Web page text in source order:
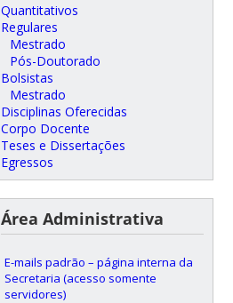
Quantitativos
Regulares
Mestrado
Pós-Doutorado
Bolsistas
Mestrado
Disciplinas Oferecidas
Corpo Docente
Teses e Dissertações
Egressos
Área Administrativa
E-mails padrão – página interna da
Secretaria (acesso somente
servidores)